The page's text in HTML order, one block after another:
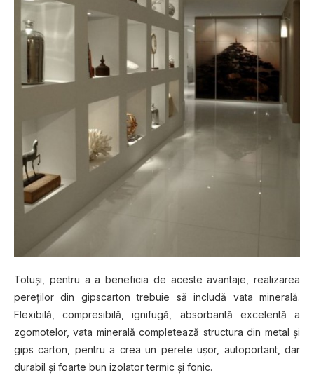
Totuşi, pentru a a beneficia de aceste avantaje, realizarea
pereţilor din gipscarton trebuie să includă vata minerală.
Flexibilă, compresibilă, ignifugă, absorbantă excelentă a
zgomotelor, vata minerală completează structura din metal şi
gips carton, pentru a crea un perete uşor, autoportant, dar
durabil şi foarte bun izolator termic şi fonic.